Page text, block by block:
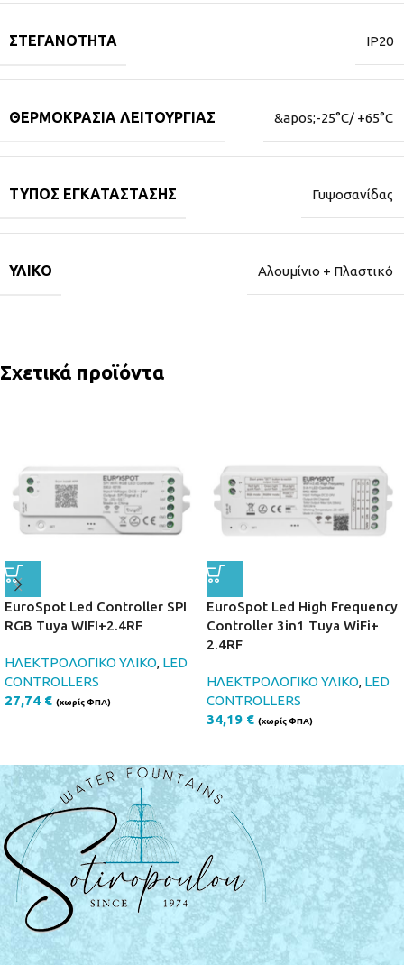
ΣΤΕΓΑΝΌΤΗΤΑ IP20
ΘΕΡΜΟΚΡΑΣΊΑ ΛΕΙΤΟΥΡΓΊΑΣ &apos;-25°C/ +65°C
ΤΎΠΟΣ ΕΓΚΑΤΆΣΤΑΣΗΣ Γυψοσανίδας
ΥΛΙΚΌ Αλουμίνιο + Πλαστικό
Σχετικά προϊόντα
EuroSpot Led Controller SPI
RGB Tuya WIFI+2.4RF
ΗΛΕΚΤΡΟΛΟΓΙΚΟ ΥΛΙΚΟ, LED
CONTROLLERS
27,74 € (χωρίς ΦΠΑ)
EuroSpot Led High Frequency
Controller 3in1 Tuya WiFi+
2.4RF
ΗΛΕΚΤΡΟΛΟΓΙΚΟ ΥΛΙΚΟ, LED
CONTROLLERS
34,19 € (χωρίς ΦΠΑ)